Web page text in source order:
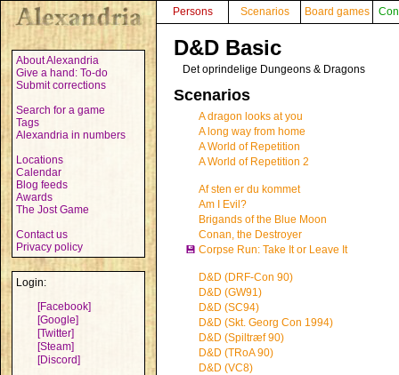
About Alexandria
Give a hand: To-do
Submit corrections
Search for a game
Tags
Alexandria in numbers
Locations
Calendar
Blog feeds
Awards
The Jost Game
Contact us
Privacy policy
Login:
[Facebook]
[Google]
[Twitter]
[Steam]
[Discord]
Persons Scenarios Board games
D&D Basic
Det oprindelige Dungeons & Dragons
Scenarios
A dragon looks at you
A long way from home
A World of Repetition
A World of Repetition 2
Af sten er du kommet
Am I Evil?
Brigands of the Blue Moon
Conan, the Destroyer
💾 Corpse Run: Take It or Leave It
D&D (DRF-Con 90)
D&D (GW91)
D&D (SC94)
D&D (Skt. Georg Con 1994)
D&D (Spiltræf 90)
D&D (TRoA 90)
D&D (VC8)